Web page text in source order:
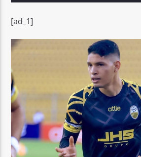
Señal FM
[ad_1]